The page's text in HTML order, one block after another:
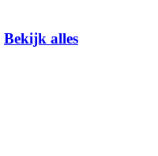
Bekijk alles